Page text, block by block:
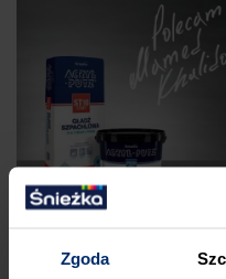
Zgoda
Trzon działań stanowią